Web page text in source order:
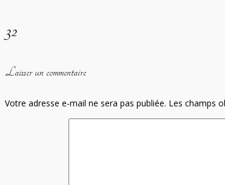
32
Laisser un commentaire
Votre adresse e-mail ne sera pas publiée. Les champs